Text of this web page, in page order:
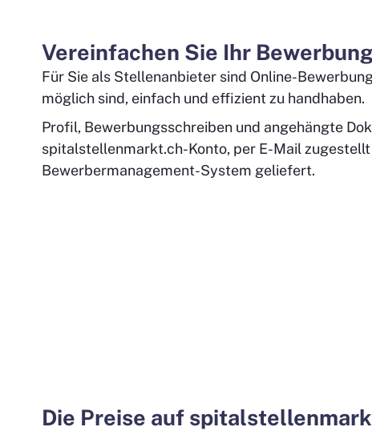
Vereinfachen Sie Ihr
Für Sie als Stellenanbieter sind Online-
möglich sind, einfach und effizient zu handhaben.
Profil, Bewerbungsschreiben und angehängte
spitalstellenmarkt.ch-Konto, per E-Mail
Bewerbermanagement-System geliefert.
Die Preise auf